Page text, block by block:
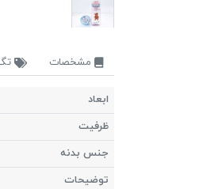
مشخصات
ابعاد
ظرفیت
جنس بدنه
توضیحات